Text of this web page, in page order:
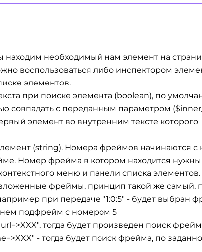
находим необходимый нам элемент на
воспользоваться либо инспектором
элементов.
при поиске элемента (boolean), по
совпадать с переданным параметром
элемент во внутренним тексте которого
(string). Номера фреймов начинаются с
Номер фрейма в котором находится
меню и панели списка элементов.
фреймы, принцип такой же самый,
при передаче "1:0:5" - будет выбран
подфрейм с номером 5
тогда будет произведен поиск
- тогда будет поиск фрейма, по